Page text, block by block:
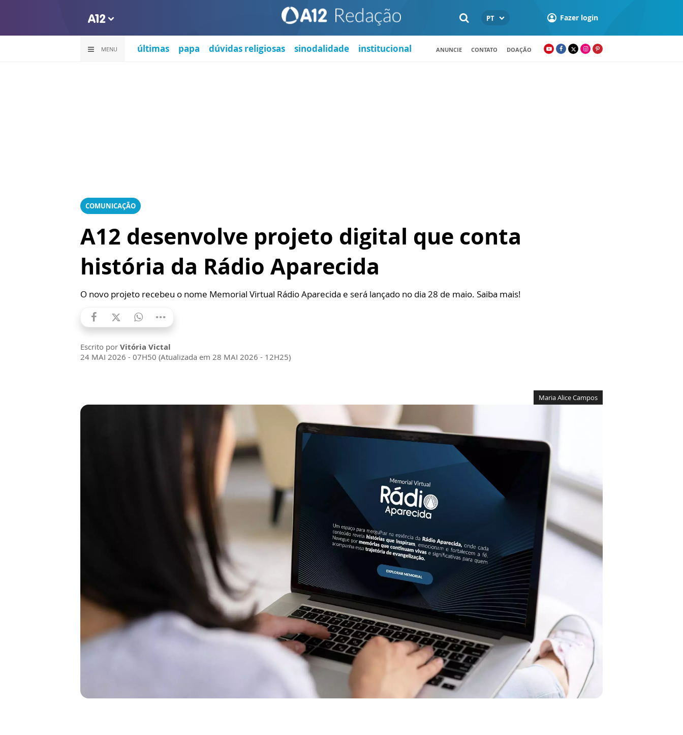
PT Fazer login
MENU últimas papa dúvidas religiosas sinodalidade institucional ANUNCIE CONTATO DOAÇÃO
COMUNICAÇÃO
A12 desenvolve projeto digital que conta
história da Rádio Aparecida
O novo projeto recebeu o nome Memorial Virtual Rádio Aparecida e será lançado no dia 28 de maio. Saiba mais!
Escrito por Vitória Victal
24 MAI 2026 - 07H50 (Atualizada em 28 MAI 2026 - 12H25)
Maria Alice Campos